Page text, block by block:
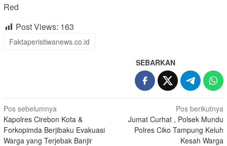
Red
Post Views: 163
Faktaperistiwanews.co.id
SEBARKAN
Navigasi
pos
Pos sebelumnya
Kapolres Cirebon Kota &
Forkopimda Berjibaku Evakuasi
Warga yang Terjebak Banjir
Pos berikutnya
Jumat Curhat , Polsek Mundu
Polres Ciko Tampung Keluh
Kesah Warga